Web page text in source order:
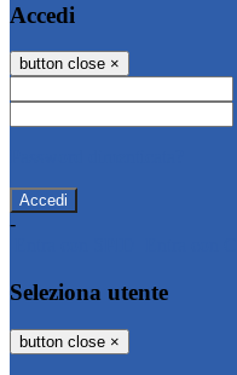
Accedi
button close ×
-
Seleziona utente
button close ×